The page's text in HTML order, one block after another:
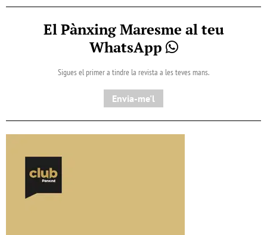
El Pànxing Maresme al teu
WhatsApp
Sigues el primer a tindre la revista a les teves mans.
Envia-me'l